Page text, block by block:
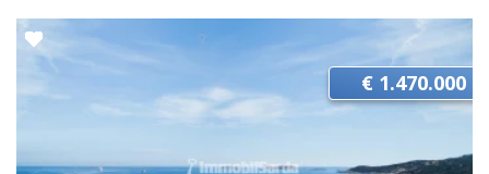
€ 1.470.000